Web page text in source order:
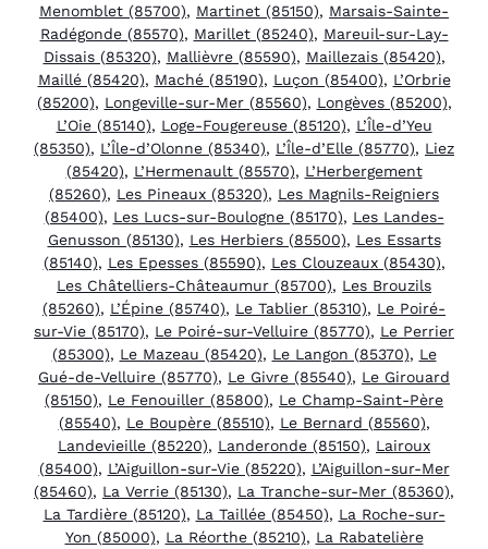
Menomblet (85700), Martinet (85150), Marsais-Sainte-
Radégonde (85570), Marillet (85240), Mareuil-sur-Lay-
Dissais (85320), Mallièvre (85590), Maillezais (85420),
Maillé (85420), Maché (85190), Luçon (85400), L’Orbrie
(85200), Longeville-sur-Mer (85560), Longèves (85200),
L’Oie (85140), Loge-Fougereuse (85120), L’Île-d’Yeu
(85350), L’Île-d’Olonne (85340), L’Île-d’Elle (85770), Liez
(85420), L’Hermenault (85570), L’Herbergement
(85260), Les Pineaux (85320), Les Magnils-Reigniers
(85400), Les Lucs-sur-Boulogne (85170), Les Landes-
Genusson (85130), Les Herbiers (85500), Les Essarts
(85140), Les Epesses (85590), Les Clouzeaux (85430),
Les Châtelliers-Châteaumur (85700), Les Brouzils
(85260), L’Épine (85740), Le Tablier (85310), Le Poiré-
sur-Vie (85170), Le Poiré-sur-Velluire (85770), Le Perrier
(85300), Le Mazeau (85420), Le Langon (85370), Le
Gué-de-Velluire (85770), Le Givre (85540), Le Girouard
(85150), Le Fenouiller (85800), Le Champ-Saint-Père
(85540), Le Boupère (85510), Le Bernard (85560),
Landevieille (85220), Landeronde (85150), Lairoux
(85400), L’Aiguillon-sur-Vie (85220), L’Aiguillon-sur-Mer
(85460), La Verrie (85130), La Tranche-sur-Mer (85360),
La Tardière (85120), La Taillée (85450), La Roche-sur-
Yon (85000), La Réorthe (85210), La Rabatelière